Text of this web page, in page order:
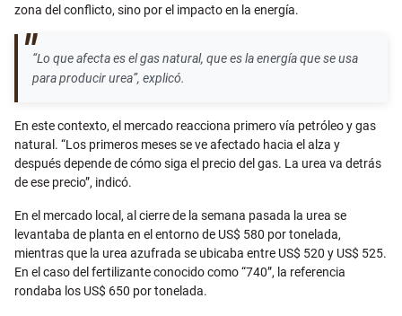
zona del conflicto, sino por el impacto en la energía.
“Lo que afecta es el gas natural, que es la energía que se usa
para producir urea”, explicó.
En este contexto, el mercado reacciona primero vía petróleo y gas
natural. “Los primeros meses se ve afectado hacia el alza y
después depende de cómo siga el precio del gas. La urea va detrás
de ese precio”, indicó.
En el mercado local, al cierre de la semana pasada la urea se
levantaba de planta en el entorno de US$ 580 por tonelada,
mientras que la urea azufrada se ubicaba entre US$ 520 y US$ 525.
En el caso del fertilizante conocido como “740”, la referencia
rondaba los US$ 650 por tonelada.